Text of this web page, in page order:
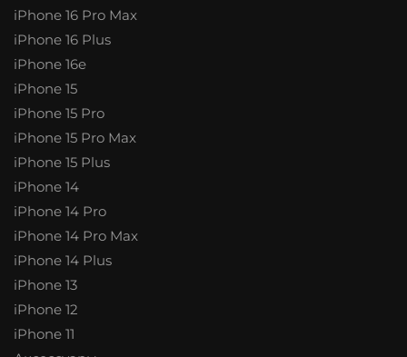
iPhone 16 Pro Max
iPhone 16 Plus
iPhone 16e
iPhone 15
iPhone 15 Pro
iPhone 15 Pro Max
iPhone 15 Plus
iPhone 14
iPhone 14 Pro
iPhone 14 Pro Max
iPhone 14 Plus
iPhone 13
iPhone 12
iPhone 11